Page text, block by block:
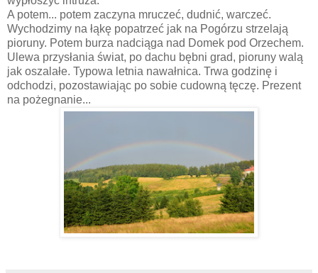
A potem... potem zaczyna mruczeć, dudnić, warczeć.
Wychodzimy na łąkę popatrzeć jak na Pogórzu strzelają
pioruny. Potem burza nadciąga nad Domek pod Orzechem.
Ulewa przysłania świat, po dachu bębni grad, pioruny walą
jak oszalałe. Typowa letnia nawałnica. Trwa godzinę i
odchodzi, pozostawiając po sobie cudowną tęczę. Prezent
na pożegnanie...